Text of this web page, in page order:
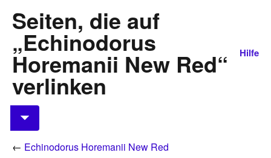
Seiten, die auf
„Echinodorus
Horemanii New Red“
verlinken
Hilfe
← Echinodorus Horemanii New Red